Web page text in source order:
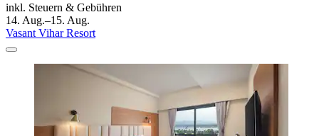
inkl. Steuern & Gebühren
14. Aug.–15. Aug.
Vasant Vihar Resort